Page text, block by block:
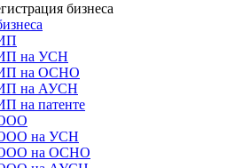
бизнеса
ИП на УСН
ИП на ОСНО
ИП на АУСН
на патенте
ООО
ООО на УСН
ООО на ОСНО